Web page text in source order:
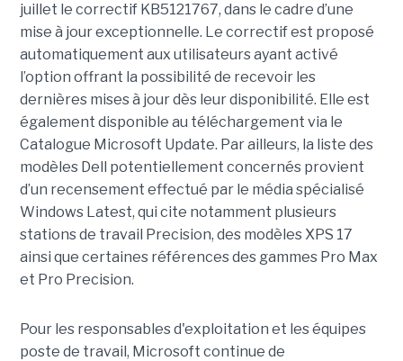
juillet le correctif KB5121767, dans le cadre d’une
mise à jour exceptionnelle. Le correctif est proposé
automatiquement aux utilisateurs ayant activé
l’option offrant la possibilité de recevoir les
dernières mises à jour dès leur disponibilité. Elle est
également disponible au téléchargement via le
Catalogue Microsoft Update. Par ailleurs, la liste des
modèles Dell potentiellement concernés provient
d’un recensement effectué par le média spécialisé
Windows Latest, qui cite notamment plusieurs
stations de travail Precision, des modèles XPS 17
ainsi que certaines références des gammes Pro Max
et Pro Precision.
Pour les responsables d'exploitation et les équipes
poste de travail, Microsoft continue de